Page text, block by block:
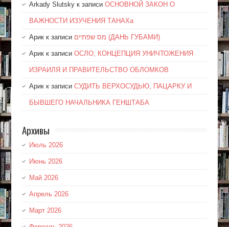
Arkady Slutskyк записи ОСНОВНОЙ ЗАКОН О
ВАЖНОСТИ ИЗУЧЕНИЯ ТАНАХа
Арикк записи מס שפתיים (ДАНЬ ГУБАМИ)
Арикк записи ОСЛО, КОНЦЕПЦИЯ УНИЧТОЖЕНИЯ
ИЗРАИЛЯ И ПРАВИТЕЛЬСТВО ОБЛОМКОВ
Арикк записи СУДИТЬ ВЕРХОСУДЬЮ, ПАЦАРКУ И
БЫВШЕГО НАЧАЛЬНИКА ГЕНШТАБА
Архивы
Июль 2026
Июнь 2026
Май 2026
Апрель 2026
Март 2026